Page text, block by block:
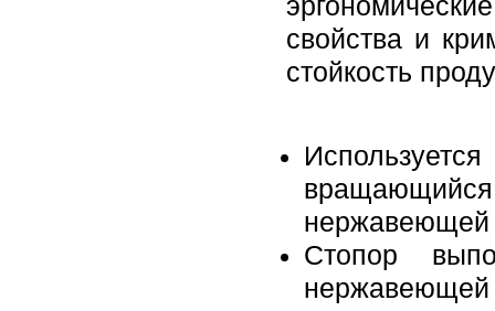
эргономические
свойства и
стойкость
нержавеющей
Стопор